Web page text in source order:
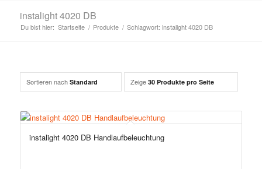
instalight 4020 DB
Du bist hier: Startseite / Produkte / Schlagwort: instalight 4020 DB
Sortieren nach Standard Zeige 30 Produkte pro Seite
instalight 4020 DB Handlaufbeleuchtung